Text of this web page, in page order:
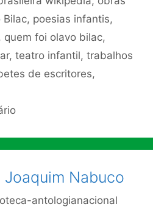
Bilac, poesias infantis,
, quem foi olavo bilac,
, teatro infantil, trabalhos
de escritores,
Joaquim Nabuco
antologianacional